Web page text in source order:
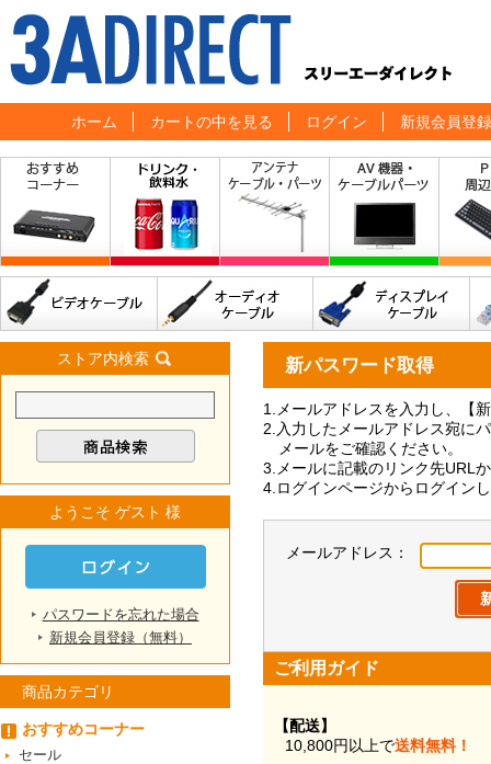
ホーム カートの中を見る ログイン 新規会員登録
新パスワード取得
1.メールアドレスを入力し、【
2.入力したメールアドレス宛に
メールをご確認ください。
3.メールに記載のリンク先URL
4.ログインページからログイン
メールアドレス：
ご利用ガイド
【配送】
10,800円以上で送料無料！
ストア内検索
ようこそ ゲスト 様
パスワードを忘れた場合
新規会員登録（無料）
商品カテゴリ
おすすめコーナー
セール